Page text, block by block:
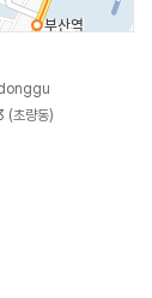
(초량동)